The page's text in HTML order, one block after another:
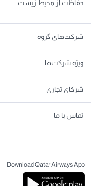
از محیط زیست
گروه
شرکت‌ها
تجاری
با ما
Download Qatar Airways